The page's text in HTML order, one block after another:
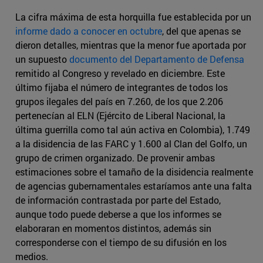
La cifra máxima de esta horquilla fue establecida por un
informe dado a conocer en octubre, del que apenas se
dieron detalles, mientras que la menor fue aportada por
un supuestodocumento del Departamento de Defensa
remitido al Congreso y revelado en diciembre. Este
último fijaba el número de integrantes de todos los
grupos ilegales del país en 7.260, de los que 2.206
pertenecían al ELN (Ejército de Liberal Nacional, la
última guerrilla como tal aún activa en Colombia), 1.749
a la disidencia de las FARC y 1.600 al Clan del Golfo, un
grupo de crimen organizado. De provenir ambas
estimaciones sobre el tamaño de la disidencia realmente
de agencias gubernamentales estaríamos ante una falta
de información contrastada por parte del Estado,
aunque todo puede deberse a que los informes se
elaboraran en momentos distintos, además sin
corresponderse con el tiempo de su difusión en los
medios.